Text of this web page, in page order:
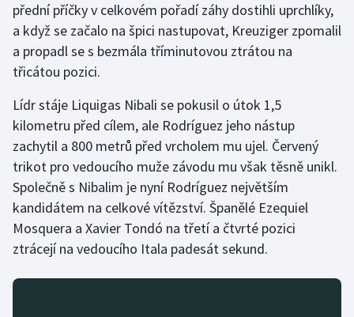
Motorsport
Olympijské hry
Parasport
Plavání
Plážový volejbal
Ragby
Rychlobruslení
přední příčky v celkovém pořadí záhy dostihli uprchlíky,
a když se začalo na špici nastupovat, Kreuziger zpomalil
a propadl se s bezmála tříminutovou ztrátou na
třicátou pozici.
Lídr stáje Liquigas Nibali se pokusil o útok 1,5
kilometru před cílem, ale Rodríguez jeho nástup
zachytil a 800 metrů před vrcholem mu ujel. Červený
trikot pro vedoucího muže závodu mu však těsně unikl.
Společně s Nibalim je nyní Rodríguez největším
kandidátem na celkové vítězství. Španělé Ezequiel
Mosquera a Xavier Tondó na třetí a čtvrté pozici
ztrácejí na vedoucího Itala padesát sekund.